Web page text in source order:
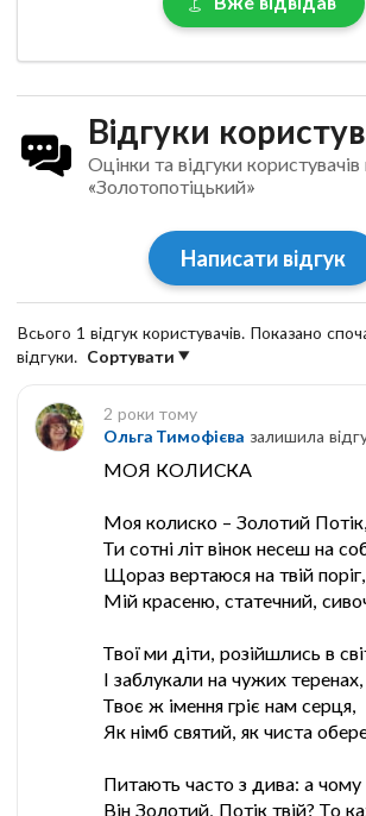
Відгуки
Оцінки та відгуки
«Золотопотіцький»
Написати відгук
Всього 1 відгук користувачів. Показано
відгуки. Сортувати
2 роки тому
Ольга Тимофієва залишила
МОЯ КОЛИСКА
Моя колиско – Золотий
Ти сотні літ вінок несеш на
Щораз вертаюся на твій поріг,
Мій красеню, статечний,
Твої ми діти, розійшлись в
І заблукали на чужих теренах,
Твоє ж імення гріє нам серця,
Як німб святий, як чиста
Питають часто з дива: а чому
Він Золотий, Потік твій? То